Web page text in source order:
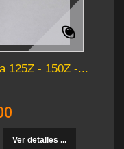
125Z - 150Z -...
Ver detalles ...